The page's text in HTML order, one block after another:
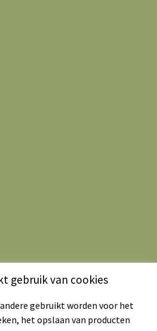
gebruik van cookies
gebruikt worden voor het
het opslaan van producten